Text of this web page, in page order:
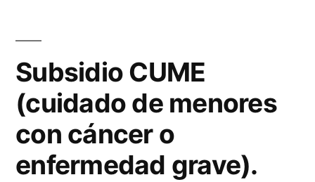
Subsidio CUME
(cuidado de menores
con cáncer o
enfermedad grave).